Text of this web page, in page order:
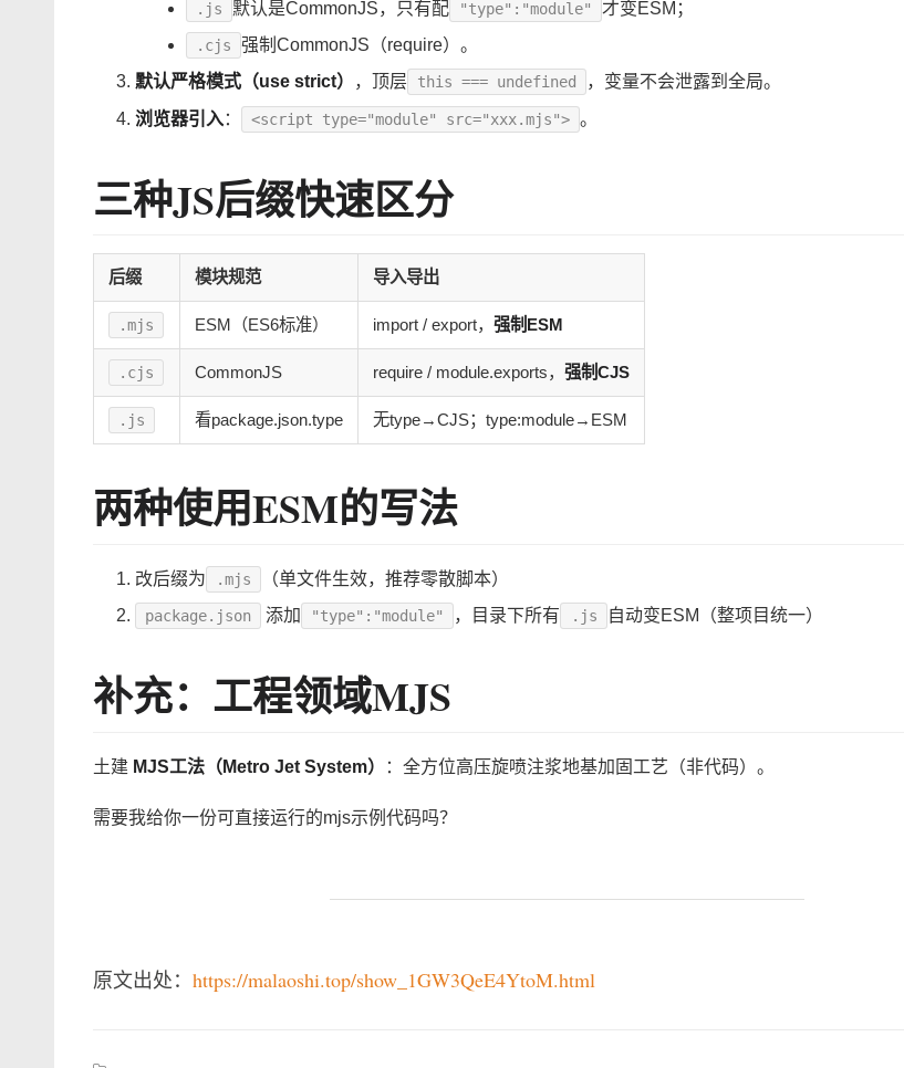
.js 默认是CommonJS，只有配 "type":"module" 才变ESM；
.cjs
强制CommonJS（require）。
默认严格模式（use strict）
，顶层 this === undefined
，变量不会泄露到全局。
浏览器引入： <script type="module" src="xxx.mjs"> 。
三种JS后缀快速区分
后缀 模块规范 导入导出
.mjs ESM（ES6标准） import / export， 强制ESM
.cjs CommonJS require / module.exports， 强制CJS
.js 看package.json.type 无type→CJS；type:module→ESM
两种使用ESM的写法
改后缀为 .mjs （单文件生效，推荐零散脚本）
package.json 添加 "type":"module" ，目录下所有 .js 自动变ESM（整项目统一）
补充：工程领域MJS
土建 MJS工法（Metro Jet System） ：全方位高压旋喷注浆地基加固工艺（非代码）。
需要我给你一份可直接运行的mjs示例代码吗？
原文出处： https://malaoshi.top/show_1GW3QeE4YtoM.html